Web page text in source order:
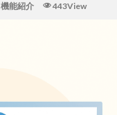
機能紹介 443View